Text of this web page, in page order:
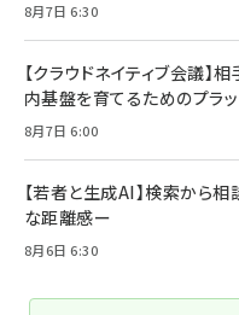
8月7日 6:30
【クラウドネイティブ会議】
内基盤を育てるためのプラ
8月7日 6:00
【若者と生成AI】検索から
な距離感ー
8月6日 6:30